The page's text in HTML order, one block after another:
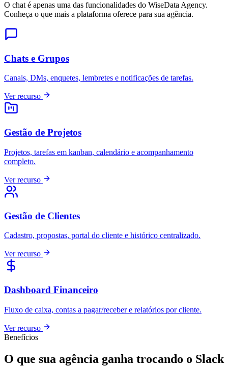
O chat é apenas uma das funcionalidades do WiseData Agency.
Conheça o que mais a plataforma oferece para sua agência.
Chats e Grupos
Canais, DMs, enquetes, lembretes e notificações de tarefas.
Ver recurso
Gestão de Projetos
Projetos, tarefas em kanban, calendário e acompanhamento
completo.
Ver recurso
Gestão de Clientes
Cadastro, propostas, portal do cliente e histórico centralizado.
Ver recurso
Dashboard Financeiro
Fluxo de caixa, contas a pagar/receber e relatórios por cliente.
Ver recurso
Benefícios
O que sua agência ganha trocando o Slack